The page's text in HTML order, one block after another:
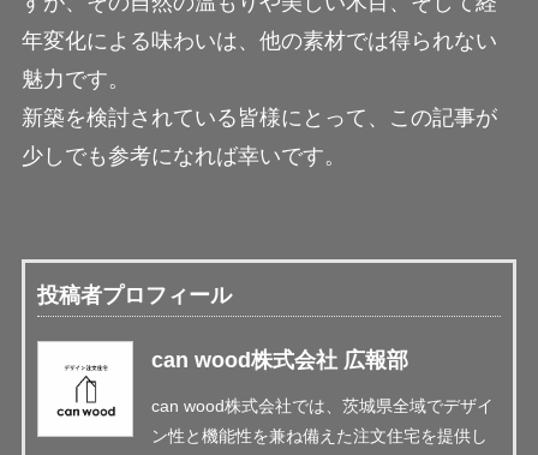
年変化による味わいは、他の素材では得られない
魅力です。
新築を検討されている皆様にとって、この記事が
少しでも参考になれば幸いです。
投稿者プロフィール
can wood株式会社 広報部
can wood株式会社では、茨城県全域でデザイ
ン性と機能性を兼ね備えた注文住宅を提供し